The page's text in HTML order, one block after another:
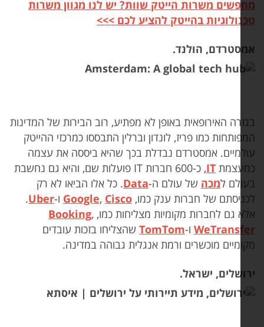
משרות הייטק שוות? יש לנו מגוון משרות
בהייטק להציע לכם >>>
הולנד.
האירופאית באופן לא מפתיע, רוב הבירות של המדינות
כמו פריז, לונדון וברלין התבססו כמרכזי ההייטק
אמסטרדם נבדלת בכך שהיא ביססה את עצמה
IT
, כ-600 חברות IT פועלות שם, והיא גם נחשבת
למכהשל עולם ה-Data. כל אלו הביאו לא רק
של חברות ענק כמו,
Google,Cisco ו- Uber
.
גם לחברות מקומיות מצליחות כמו,Booking,
Wו- TomTom שהצליחו בזכות עובדים
מוכשרים ורמת אנגלית גבוהה במדינה.
ישראל.